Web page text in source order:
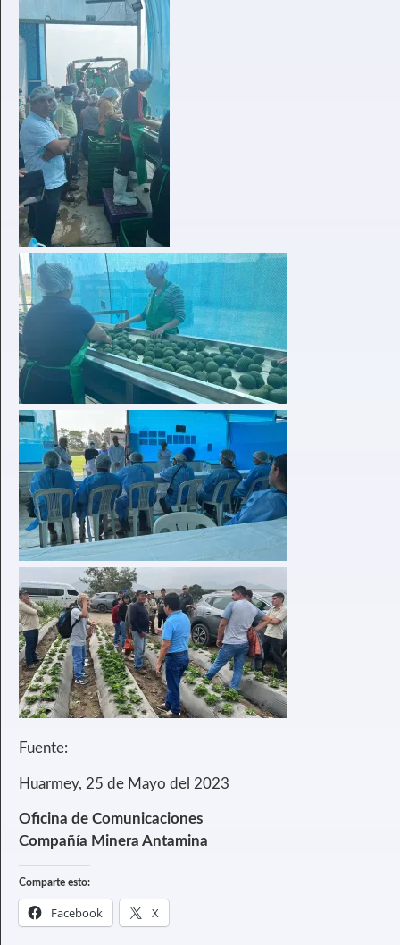
Fuente:
Huarmey, 25 de Mayo del 2023
Oficina de Comunicaciones
Compañía Minera Antamina
Comparte esto:
Facebook X